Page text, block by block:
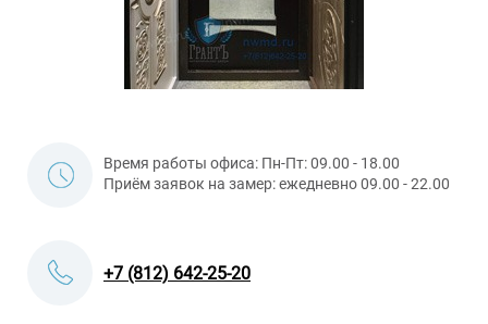
Время работы офиса: Пн-Пт: 09.00 - 18.00
Приём заявок на замер: ежедневно 09.00 - 22.00
+7 (812) 642-25-20